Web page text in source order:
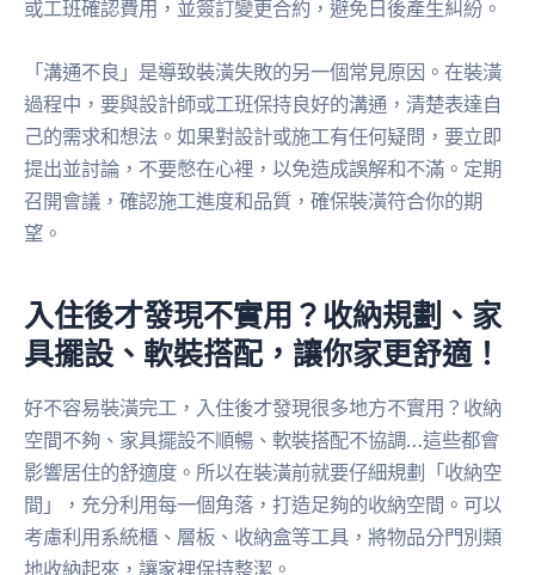
或工班確認費用，並簽訂變更合約，避免日後產生糾紛。
「溝通不良」是導致裝潢失敗的另一個常見原因。在裝潢
過程中，要與設計師或工班保持良好的溝通，清楚表達自
己的需求和想法。如果對設計或施工有任何疑問，要立即
提出並討論，不要憋在心裡，以免造成誤解和不滿。定期
召開會議，確認施工進度和品質，確保裝潢符合你的期
望。
入住後才發現不實用？收納規劃、家
具擺設、軟裝搭配，讓你家更舒適！
好不容易裝潢完工，入住後才發現很多地方不實用？收納
空間不夠、家具擺設不順暢、軟裝搭配不協調…這些都會
影響居住的舒適度。所以在裝潢前就要仔細規劃「收納空
間」，充分利用每一個角落，打造足夠的收納空間。可以
考慮利用系統櫃、層板、收納盒等工具，將物品分門別類
地收納起來，讓家裡保持整潔。